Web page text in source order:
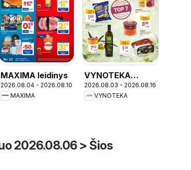
MAXIMA leidinys
2026.08.04 - 2026.08.10
MAXIMA
VYNOTEKA
leidinys
2026.08.03 - 2026.08.16
VYNOTEKA
2026.08.06 > Šios